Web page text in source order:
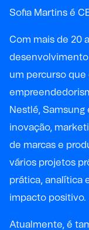
Sofia Martins é
Com mais de 20
um percurso
Nestlé,
inovação,
de marcas e
vários projetos
prática, analítica
impacto positivo.
Atualmente, é